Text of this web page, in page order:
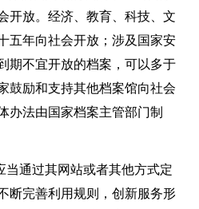
开放。经济、教育、科技、文
五年向社会开放；涉及国家安
期不宜开放的档案，可以多于
鼓励和支持其他档案馆向社会
办法由国家档案主管部门制
通过其网站或者其他方式定
断完善利用规则，创新服务形